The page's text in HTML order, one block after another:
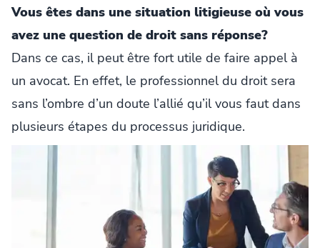
Vous êtes dans une situation litigieuse où vous
avez une question de droit sans réponse?
Dans ce cas, il peut être fort utile de faire appel à
un avocat. En effet, le professionnel du droit sera
sans l’ombre d’un doute l’allié qu’il vous faut dans
plusieurs étapes du processus juridique.